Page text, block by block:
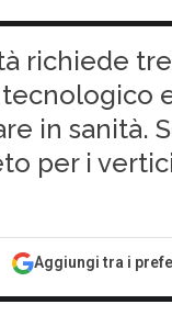
richiede
in sanità.
per i
Aggiungi tra i